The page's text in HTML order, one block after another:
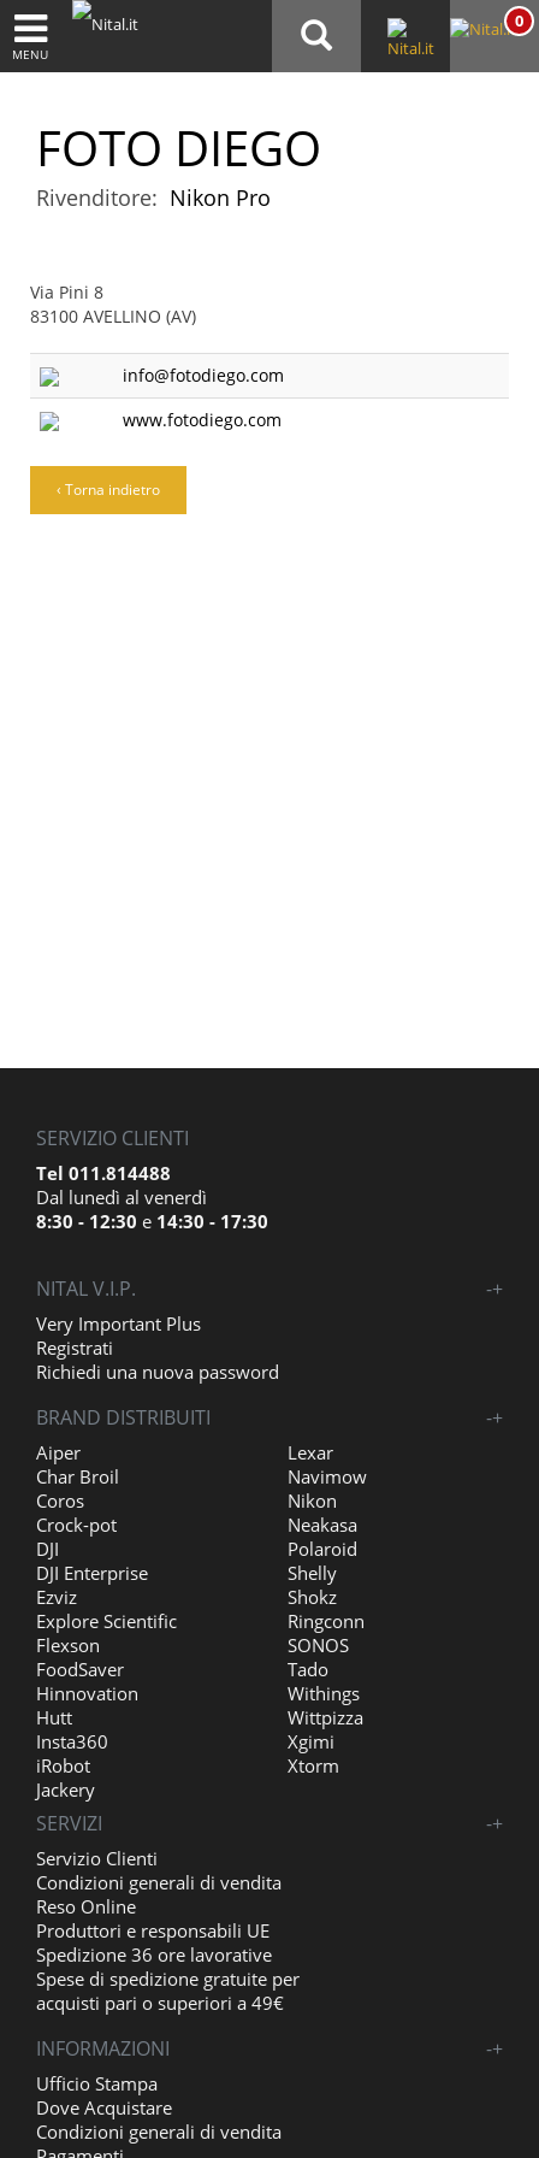
MENU
0
FOTO DIEGO
Rivenditore: Nikon Pro
Via Pini 8
83100 AVELLINO (AV)
info@fotodiego.com
www.fotodiego.com
‹ Torna indietro
SERVIZIO CLIENTI
Tel 011.814488
Dal lunedì al venerdì
8:30 - 12:30 e 14:30 - 17:30
NITAL V.I.P. +
-
Very Important Plus
Registrati
Richiedi una nuova password
BRAND DISTRIBUITI +
-
Aiper
Char Broil
Coros
Crock-pot
DJI
DJI Enterprise
Ezviz
Explore Scientific
Flexson
FoodSaver
Hinnovation
Hutt
Insta360
iRobot
Jackery
Lexar
Navimow
Nikon
Neakasa
Polaroid
Shelly
Shokz
Ringconn
SONOS
Tado
Withings
Wittpizza
Xgimi
Xtorm
SERVIZI +
-
Servizio Clienti
Condizioni generali di vendita
Reso Online
Produttori e responsabili UE
Spedizione 36 ore lavorative
Spese di spedizione gratuite per
acquisti pari o superiori a 49€
INFORMAZIONI +
-
Ufficio Stampa
Dove Acquistare
Condizioni generali di vendita